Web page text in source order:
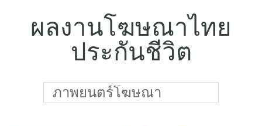
บทความ
แบบประกันทั้งหมด
แบบประกันที่เหมาะกับช่วงอายุ
ผลงานโฆษณาไทย
ประกันชีวิต
ภาพยนตร์โฆษณา